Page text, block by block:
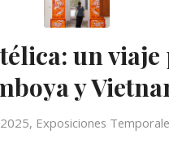
un
y
2025, Exposiciones